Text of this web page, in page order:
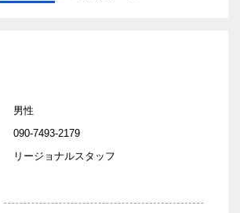
男性
090-7493-2179
リージョナルスタッフ